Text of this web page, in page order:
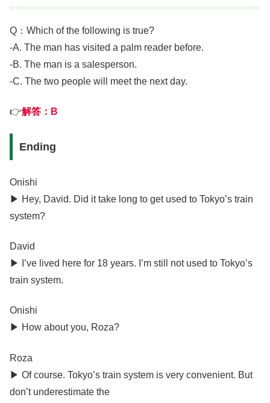
Q：Which of the following is true?
-A. The man has visited a palm reader before.
-B. The man is a salesperson.
-C. The two people will meet the next day.
👉解答：B
Ending
Onishi
▶︎ Hey, David. Did it take long to get used to Tokyo’s train
system?
David
▶︎ I’ve lived here for 18 years. I’m still not used to Tokyo’s
train system.
Onishi
▶︎ How about you, Roza?
Roza
▶︎ Of course. Tokyo’s train system is very convenient. But
don’t underestimate the